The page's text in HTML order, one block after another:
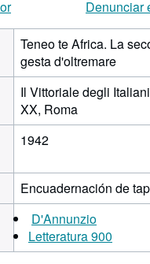
Denunciar
Teneo te Africa. La
gesta d'oltremare
Il Vittoriale degli
XX, Roma
1942
Encuadernación de
D'Annunzio
Letteratura 900